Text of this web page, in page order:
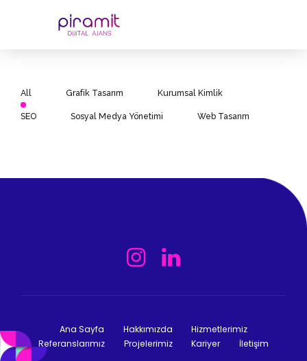
All Grafik Tasarım Kurumsal Kimlik
SEO Sosyal Medya Yönetimi Web Tasarım
Ana Sayfa Hakkımızda
Hizmetlerimiz
Referanslarımız
Projelerimiz Kariyer İletişim